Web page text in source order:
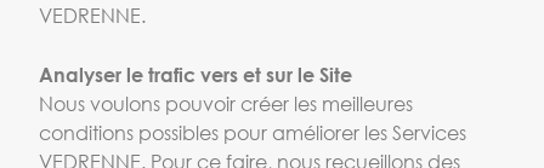
VEDRENNE.
Analyser le trafic vers et sur le Site
Nous voulons pouvoir créer les meilleures
conditions possibles pour améliorer les Services
VEDRENNE. Pour ce faire, nous recueillons des